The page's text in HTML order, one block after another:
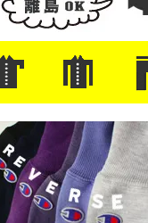
シャツ
シャツ
ハ/サーフ/ボーリング
・ラルフ/ブランド
・無地/チェック/ストラ
・ワーク/ミリタリー/ウ
・ネル/ウール ・ショ
・アウ
・ジー
・
・ミリ
・コー
・コッ
・オー
・ジャ
ン